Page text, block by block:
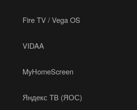
Fire TV / Vega OS
VIDAA
MyHomeScreen
Яндекс ТВ (ЯОС)